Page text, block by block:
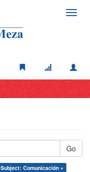
Go
Subject: Comunicación ×